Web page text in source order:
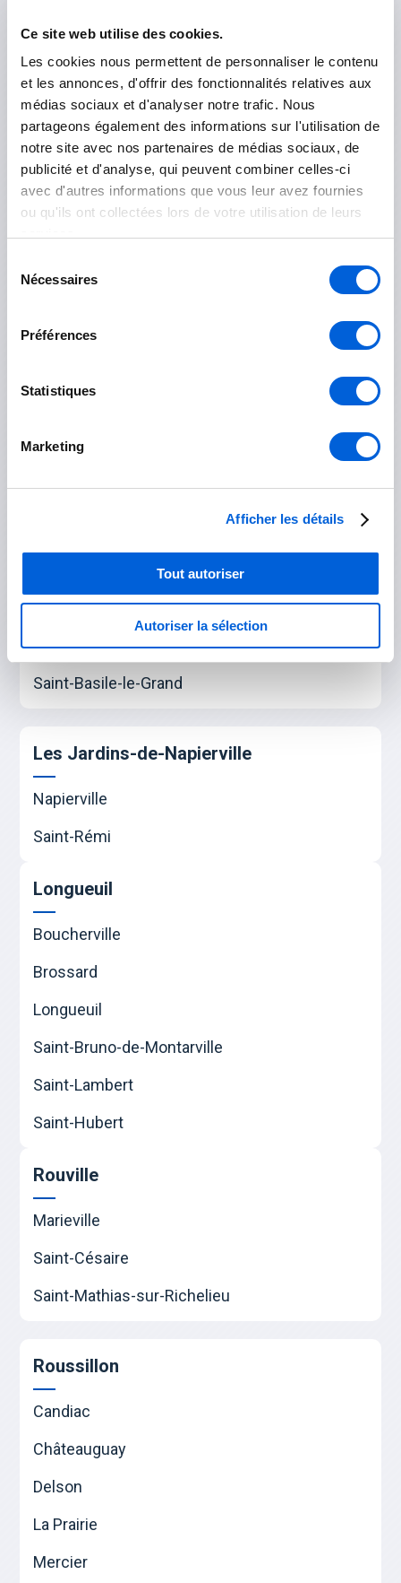
Ce site web utilise des cookies.
Les cookies nous permettent de personnaliser le contenu
et les annonces, d'offrir des fonctionnalités relatives aux
médias sociaux et d'analyser notre trafic. Nous
partageons également des informations sur l'utilisation de
notre site avec nos partenaires de médias sociaux, de
publicité et d'analyse, qui peuvent combiner celles-ci
avec d'autres informations que vous leur avez fournies
ou qu'ils ont collectées lors de votre utilisation de leurs
Nécessaires
Préférences
Statistiques
Marketing
Afficher les détails
Tout autoriser
Autoriser la sélection
Marguerite-D'Youville
Saint-Amable
Sainte-Julie
Varennes
Verchères
Les Maskoutains
Beloeil
Carignan
Mont-Saint-Hilaire
Otterburn Park
Saint-Basile-le-Grand
Les Jardins-de-Napierville
Napierville
Saint-Rémi
Longueuil
Boucherville
Brossard
Longueuil
Saint-Bruno-de-Montarville
Saint-Lambert
Saint-Hubert
Rouville
Marieville
Saint-Césaire
Saint-Mathias-sur-Richelieu
Roussillon
Candiac
Châteauguay
Delson
La Prairie
Mercier